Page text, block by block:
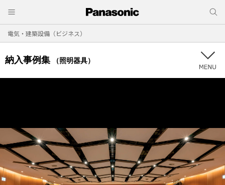
電気・建築設備（ビジネス）
納入事例集 （照明器具）